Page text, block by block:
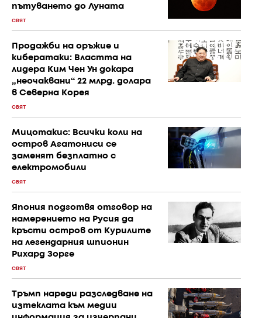
пътуването до Луната
СВЯТ
Продажби на оръжие и
кибератаки: Властта на
лидера Ким Чен Ун докара
„неочаквани“ 22 млрд. долара
в Северна Корея
СВЯТ
Мицотакис: Всички коли на
остров Агатониси се
заменят безплатно с
електромобили
СВЯТ
Япония подготвя отговор на
намерението на Русия да
кръсти остров от Курилите
на легендарния шпионин
Рихард Зорге
СВЯТ
Тръмп нареди разследване на
изтеклата към медии